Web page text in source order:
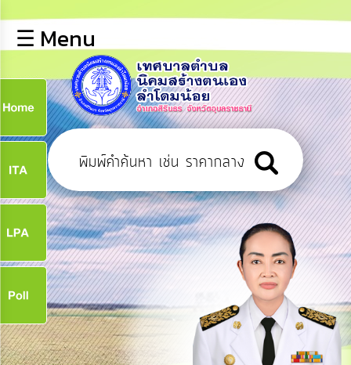
หลัก
ข้อมูล
พื้น
ฐาน
บุคลากร
ข่าว
ประชาสัมพันธ์
การ
เผย
ข้อมูล
สาธารณะ
OIT
☰ Menu